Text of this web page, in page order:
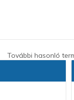
További hasonló